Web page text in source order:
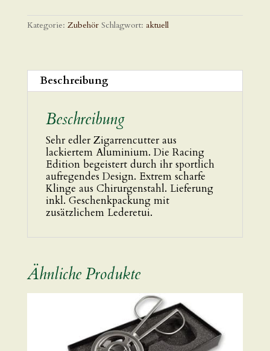
Edition
Kategorie: Zubehör Schlagwort: aktuell
Beschreibung
Beschreibung
Sehr edler Zigarrencutter aus
lackiertem Aluminium. Die Racing
Edition begeistert durch ihr sportlich
aufregendes Design. Extrem scharfe
Klinge aus Chirurgenstahl. Lieferung
inkl. Geschenkpackung mit
zusätzlichem Lederetui.
Ähnliche Produkte